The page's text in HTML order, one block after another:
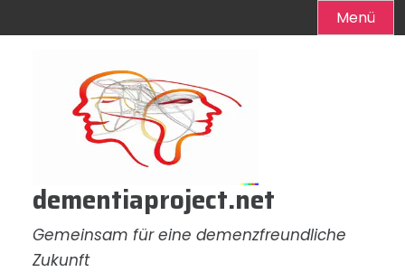
Menü
dementiaproject.net
Gemeinsam für eine demenzfreundliche
Zukunft